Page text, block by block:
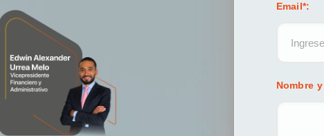
Email*:
Nombre